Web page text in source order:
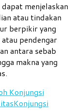
menjelaskan
atau tindakan
berpikir yang
pendengar
antara sebab
makna yang
Konjungsi
Konjungsi